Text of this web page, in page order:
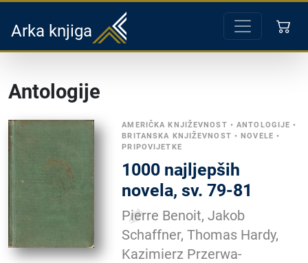
Arka knjiga
Antologije
AMERIČKA KNJIŽEVNOST •ANTOLOGIJE •
BRITANSKA KNJIŽEVNOST •NOVELE •
PRIPOVIJETKE
1000 najljepših
novela, sv. 79-81
Pierre Benoit, Jakob
Schaffner, Thomas Hardy,
Kazimierz Przerwa-